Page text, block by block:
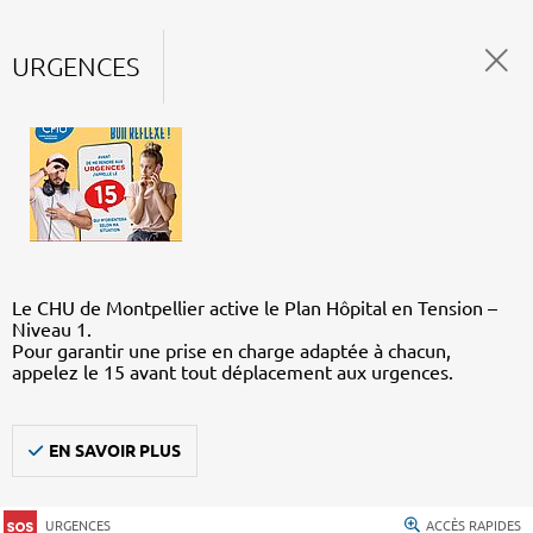
URGENCES
Le CHU de Montpellier active le Plan Hôpital en Tension –
Niveau 1.
Pour garantir une prise en charge adaptée à chacun,
appelez le 15 avant tout déplacement aux urgences.
EN SAVOIR PLUS
URGENCES ACCÈS RAPIDES